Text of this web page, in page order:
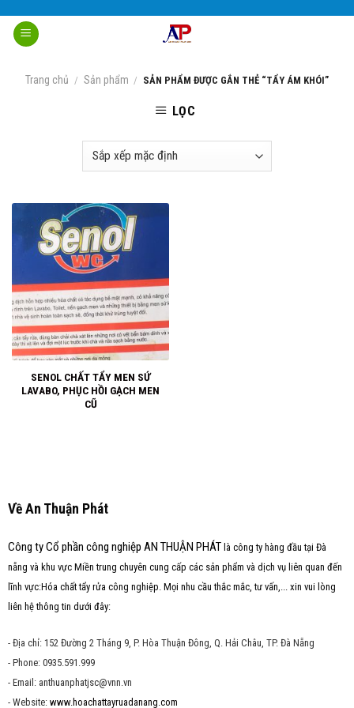
content
Trang chủ / Sản phẩm / SẢN PHẨM ĐƯỢC GẮN THẺ “TẨY ÁM KHÓI”
LỌC
SENOL CHẤT TẨY MEN SỨ
LAVABO, PHỤC HỒI GẠCH MEN
CŨ
Về An Thuận Phát
Công ty Cổ phần công nghiệp AN THUẬN PHÁT là công ty hàng đầu tại Đà
nẵng và khu vực Miền trung chuyên cung cấp các sản phẩm và dịch vụ liên quan đến
lĩnh vực:Hóa chất tẩy rửa công nghiệp. Mọi nhu cầu thắc mắc, tư vấn,... xin vui lòng
liên hệ thông tin dưới đây:
- Địa chỉ: 152 Đường 2 Tháng 9, P. Hòa Thuận Đông, Q. Hải Châu, TP. Đà Nẵng
- Phone: 0935.591.999
- Email: anthuanphatjsc@vnn.vn
- Website: www.hoachattayruadanang.com